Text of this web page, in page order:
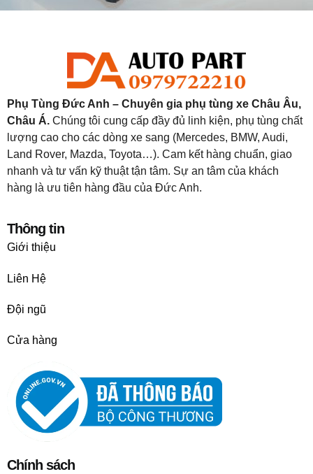
Phụ Tùng Đức Anh – Chuyên gia phụ tùng xe Châu Âu,
Châu Á. Chúng tôi cung cấp đầy đủ linh kiện, phụ tùng chất
lượng cao cho các dòng xe sang (Mercedes, BMW, Audi,
Land Rover, Mazda, Toyota…). Cam kết hàng chuẩn, giao
nhanh và tư vấn kỹ thuật tận tâm. Sự an tâm của khách
hàng là ưu tiên hàng đầu của Đức Anh.
Thông tin
Giới thiệu
Liên Hệ
Đội ngũ
Cửa hàng
Chính sách